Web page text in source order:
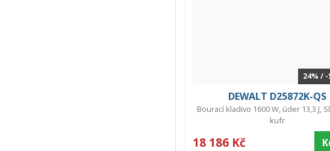
24% / -
DEWALT D25872K-QS
Bourací kladivo 1600 W, úder 13,3 J,
kufr
18 186 Kč